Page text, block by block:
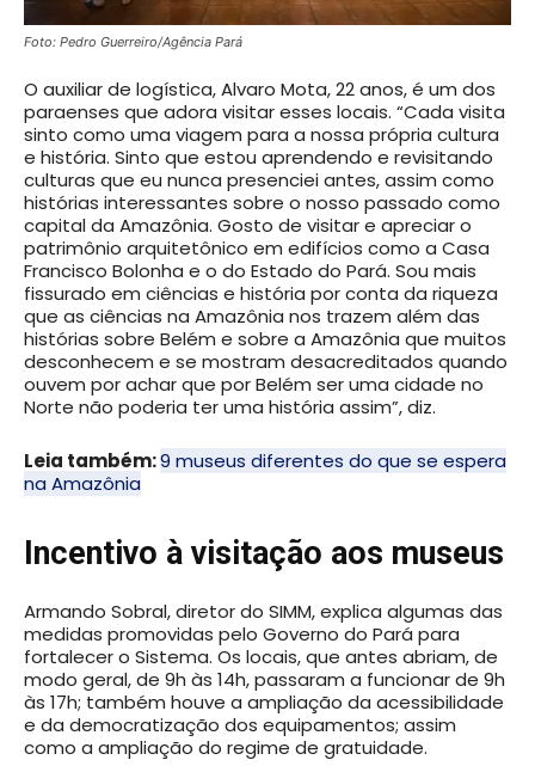
Foto: Pedro Guerreiro/Agência Pará
O auxiliar de logística, Alvaro Mota, 22 anos, é um dos
paraenses que adora visitar esses locais. “Cada visita
sinto como uma viagem para a nossa própria cultura
e história. Sinto que estou aprendendo e revisitando
culturas que eu nunca presenciei antes, assim como
histórias interessantes sobre o nosso passado como
capital da Amazônia. Gosto de visitar e apreciar o
patrimônio arquitetônico em edifícios como a Casa
Francisco Bolonha e o do Estado do Pará. Sou mais
fissurado em ciências e história por conta da riqueza
que as ciências na Amazônia nos trazem além das
histórias sobre Belém e sobre a Amazônia que muitos
desconhecem e se mostram desacreditados quando
ouvem por achar que por Belém ser uma cidade no
Norte não poderia ter uma história assim”, diz.
Leia também:9 museus diferentes do que se espera
na Amazônia
Incentivo à visitação aos museus
Armando Sobral, diretor do SIMM, explica algumas das
medidas promovidas pelo Governo do Pará para
fortalecer o Sistema. Os locais, que antes abriam, de
modo geral, de 9h às 14h, passaram a funcionar de 9h
às 17h; também houve a ampliação da acessibilidade
e da democratização dos equipamentos; assim
como a ampliação do regime de gratuidade.